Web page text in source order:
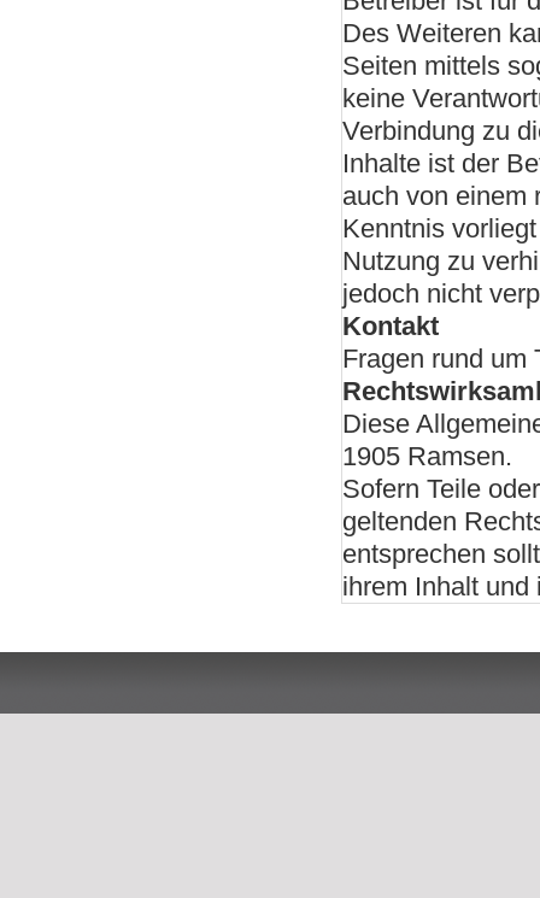
Des Weiteren
Seiten mittels
keine
Verbindung zu
Inhalte ist der
auch von einem
Kenntnis
Nutzung zu
jedoch nicht
Kontakt
Fragen rund
Diese
1905 Ramsen.
Sofern Teile
geltenden
entsprechen
ihrem Inhalt und